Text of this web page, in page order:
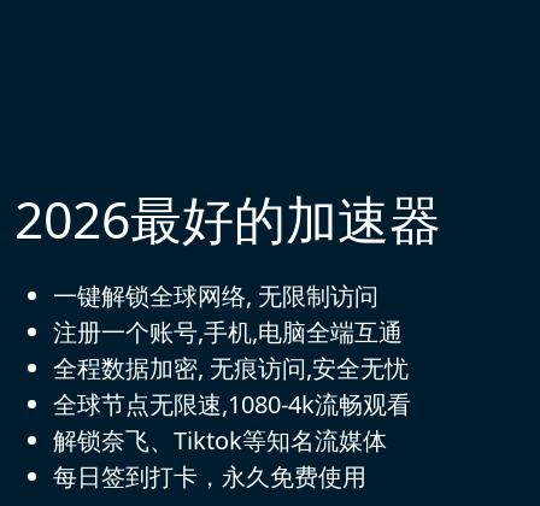
2026最好的加速器
一键解锁全球网络, 无限制访问
注册一个账号,手机,电脑全端互通
全程数据加密, 无痕访问,安全无忧
全球节点无限速,1080-4k流畅观看
解锁奈飞、Tiktok等知名流媒体
每日签到打卡，永久免费使用